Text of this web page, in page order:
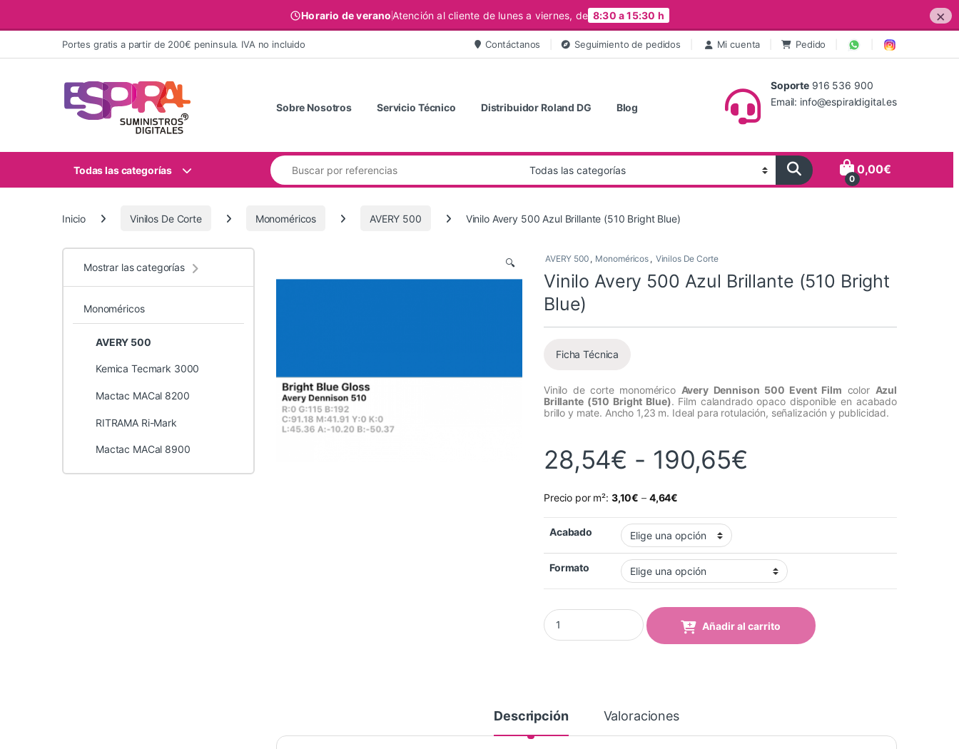
Horario de veranoAtención al cliente de lunes a viernes, de 8:30 a 15:30 h ×
Ir al contenidoPortes gratis a partir de 200€ peninsula. IVA no incluido Contáctanos Seguimiento de pedidos Mi cuenta Pedido
Sobre Nosotros Servicio Técnico Distribuidor Roland DG Blog
Soporte 916 536 900
Email: info@espiraldigital.es
Todas las categorías
Buscar:
0
0,00€
Inicio Vinilos De Corte Monoméricos AVERY 500 Vinilo Avery 500 Azul Brillante (510 Bright Blue)
🔍 AVERY 500 , Monoméricos , Vinilos De Corte
Vinilo Avery 500 Azul Brillante (510 Bright
Blue)
Ficha Técnica
Vinilo de corte monomérico Avery Dennison 500 Event Film color Azul
Brillante (510 Bright Blue). Film calandrado opaco disponible en acabado
brillo y mate. Ancho 1,23 m. Ideal para rotulación, señalización y publicidad.
28,54€ - 190,65€
Precio por m²: 3,10€ – 4,64€
Acabado
Formato
Vinilo Avery 500 Azul Brillante (510 Bright Blue) quantity
Añadir al carrito
Descripción Valoraciones
Mostrar las categorías
Monoméricos
AVERY 500
Kemica Tecmark 3000
Mactac MACal 8200
RITRAMA Ri-Mark
Mactac MACal 8900